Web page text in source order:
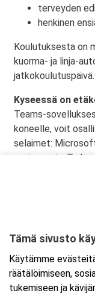
terveyden
henkinen
Koulutuksesta on
kuorma- ja linja-
jatkokoulutuspäivä.
Kyseessä on
Teams-
koneelle, voit
selaimet:
uusin versio.
Ajankohta
Alkaa:1.10.2024
Päättyy:
Tämä sivusto
Käytämme
räätälöimiseen,
tukemiseen ja